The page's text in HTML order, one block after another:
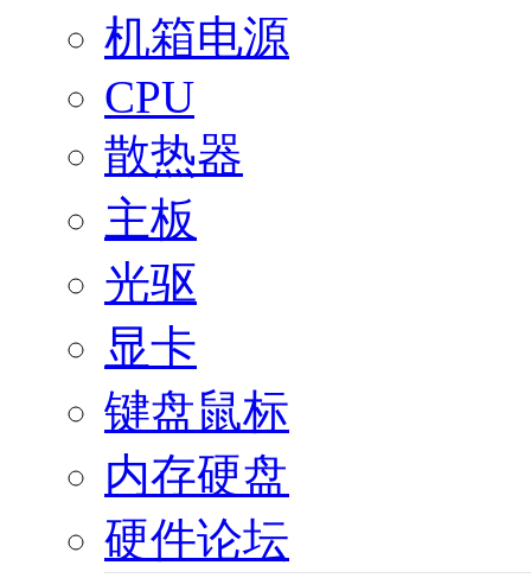
机箱电源
CPU
散热器
主板
光驱
显卡
键盘鼠标
内存硬盘
硬件论坛